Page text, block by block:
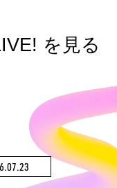
を見る